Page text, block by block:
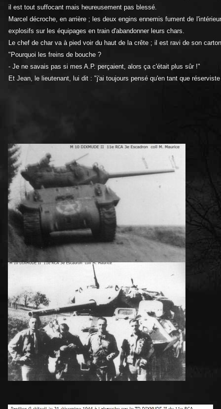
il est tout suffocant mais heureusement pas blessé.
Marcel décroche, en arrière ; les deux engins ennemis fument de
explosifs sur les équipages en train d'abandonner leurs chars.
Le chef de char va à pied voir du haut de la crête ; il est ravi de son
"Pourquoi les freins de bouche ?
- Je ne savais pas si mes A.P. perçaient, alors ça c'était plus sûr !"
Et Jean, le lieutenant, lui dit : "j'ai toujours pensé qu'en tant que